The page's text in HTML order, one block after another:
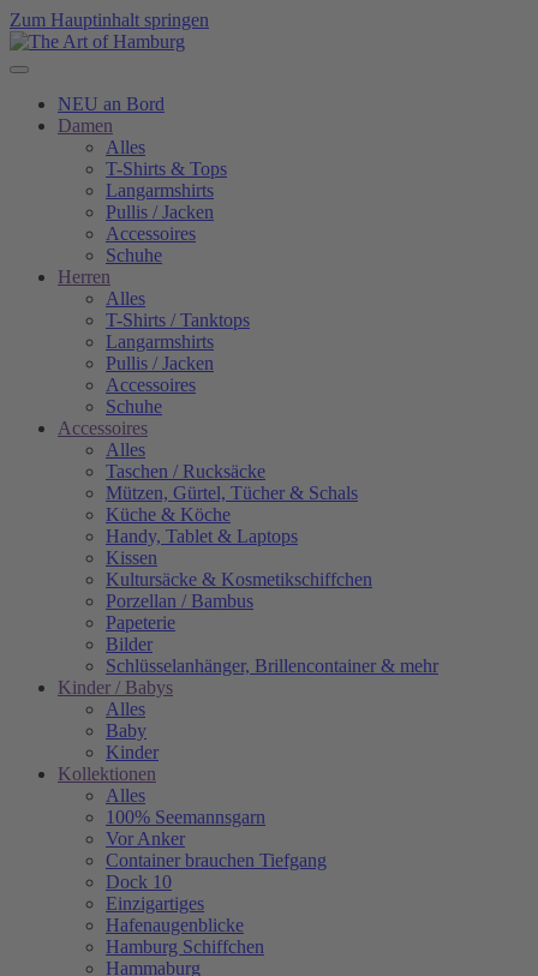
Zum Hauptinhalt springen
NEU an Bord
Damen
Alles
T-Shirts & Tops
Langarmshirts
Pullis / Jacken
Accessoires
Schuhe
Herren
Alles
T-Shirts / Tanktops
Langarmshirts
Pullis / Jacken
Accessoires
Schuhe
Accessoires
Alles
Taschen / Rucksäcke
Mützen, Gürtel, Tücher & Schals
Küche & Köche
Handy, Tablet & Laptops
Kissen
Kultursäcke & Kosmetikschiffchen
Porzellan / Bambus
Papeterie
Bilder
Schlüsselanhänger, Brillencontainer & mehr
Kinder / Babys
Alles
Baby
Kinder
Kollektionen
Alles
100% Seemannsgarn
Vor Anker
Container brauchen Tiefgang
Dock 10
Einzigartiges
Hafenaugen­blicke
Hamburg Schiffchen
Hammaburg